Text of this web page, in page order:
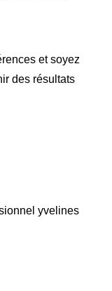
et soyez
des résultats